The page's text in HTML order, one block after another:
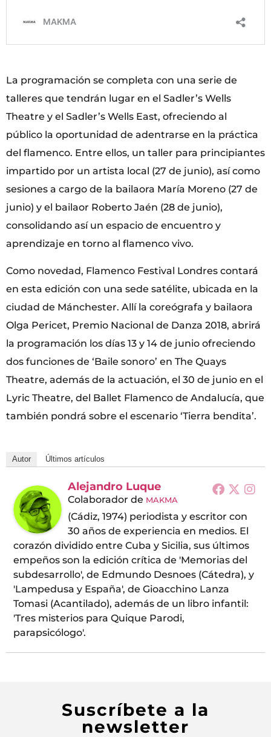
La programación se completa con una serie de
talleres que tendrán lugar en el Sadler’s Wells
Theatre y el Sadler’s Wells East, ofreciendo al
público la oportunidad de adentrarse en la práctica
del flamenco. Entre ellos, un taller para principiantes
impartido por un artista local (27 de junio), así como
sesiones a cargo de la bailaora María Moreno (27 de
junio) y el bailaor Roberto Jaén (28 de junio),
consolidando así un espacio de encuentro y
aprendizaje en torno al flamenco vivo.
Como novedad, Flamenco Festival Londres contará
en esta edición con una sede satélite, ubicada en la
ciudad de Mánchester. Allí la coreógrafa y bailaora
Olga Pericet, Premio Nacional de Danza 2018, abrirá
la programación los días 13 y 14 de junio ofreciendo
dos funciones de ‘Baile sonoro’ en The Quays
Theatre, además de la actuación, el 30 de junio en el
Lyric Theatre, del Ballet Flamenco de Andalucía, que
también pondrá sobre el escenario ‘Tierra bendita’.
Autor Últimos artículos
Alejandro Luque
Colaborador de MAKMA
(Cádiz, 1974) periodista y escritor con
30 años de experiencia en medios. El
corazón dividido entre Cuba y Sicilia, sus últimos
empeños son la edición crítica de 'Memorias del
subdesarrollo', de Edmundo Desnoes (Cátedra), y
'Lampedusa y España', de Gioacchino Lanza
Tomasi (Acantilado), además de un libro infantil:
'Tres misterios para Quique Parodi,
parapsicólogo'.
Suscríbete a la
newsletter